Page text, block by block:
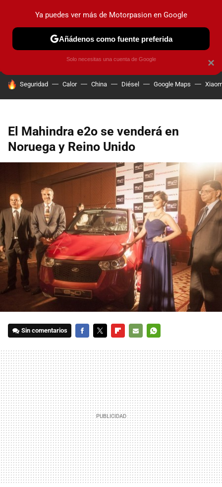
PRUEBAS COCHES ELÉCTRICOS OBSERVATORIO
HOY SE HABLA DE
Seguridad Calor China Diésel Google Maps
El Mahindra e2o se venderá en
Noruega y Reino Unido
Sin comentarios
MAIL
×
Ya puedes ver más de Motorpasion en Google
Añádenos como fuente preferida
Solo necesitas una cuenta de Google